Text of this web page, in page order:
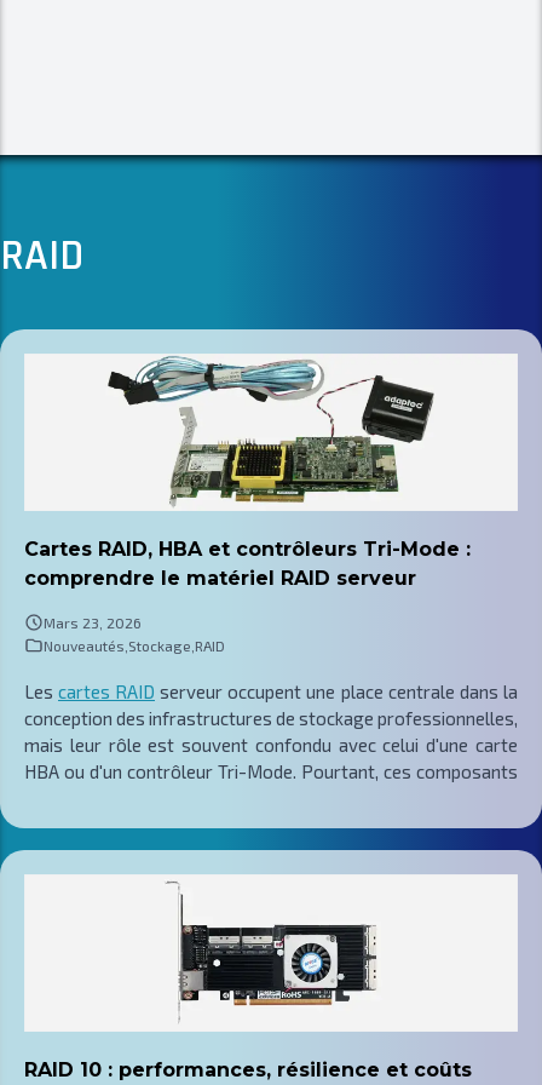
extrêmement élevé, indispensable aux workloads intensifs.
goulets d’étranglement et d’adopter une stratégie de
stockage cohérente et durable.
RAID
Cartes RAID, HBA et contrôleurs Tri-Mode :
comprendre le matériel RAID serveur
Mars 23, 2026
Nouveautés Stockage RAID
Les cartes RAID serveur occupent une place centrale dans la
conception des infrastructures de stockage professionnelles,
mais leur rôle est souvent confondu avec celui d'une carte
HBA ou d'un contrôleur Tri-Mode. Pourtant, ces composants
RAID sert à construire des volumes logiques avec
redondance, gestion de parité, cache d'écriture et
mécanismes de tolérance de panne. Une carte HBA expose au
contraire les disques de manière plus directe au système ou à
une couche logicielle de stockage. Un contrôleur Tri-Mode
ajoute une logique de convergence en permettant de gérer
sur une même base matérielle des périphériques SAS, SATA et
Dans un contexte B2B, le choix entre ces technologies ne
RAID 10 : performances, résilience et coûts